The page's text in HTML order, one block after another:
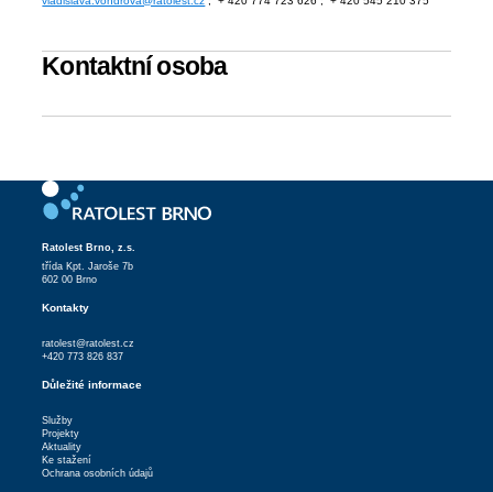
Kontaktní osoba
Ratolest Brno, z.s.
třída Kpt. Jaroše 7b
602 00 Brno
Kontakty
ratolest@ratolest.cz
+420 773 826 837
Důležité informace
Služby
Projekty
Aktuality
Ke stažení
Ochrana osobních údajů